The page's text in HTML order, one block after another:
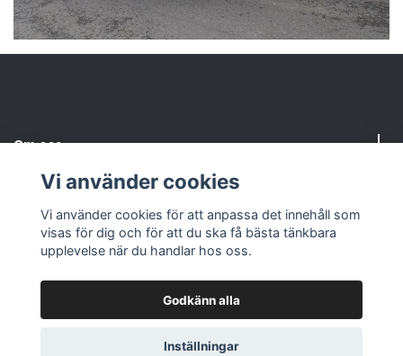
Om oss
Kundtjänst
Sociala medier
© 2026 Maskin-Huset i Eksjö ABPowered by Quickbutik
Vi använder cookies
Vi använder cookies för att anpassa det innehåll som
visas för dig och för att du ska få bästa tänkbara
upplevelse när du handlar hos oss.
Godkänn alla
Inställningar